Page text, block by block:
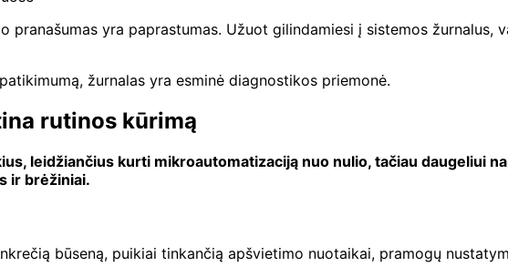
pranašumas yra paprastumas. Užuot gilindamiesi į sistemos
žurnalas yra esminė diagnostikos priemonė.
rutinos kūrimą
leidžiančius kurti mikroautomatizaciją nuo nulio, tačiau daugeliui
ir brėžiniai.
būseną, puikiai tinkančią apšvietimo nuotaikai, pramogų